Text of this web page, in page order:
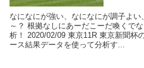
なになにが強い、なになにが調子よ
～？ 根拠なしにあーだこーだ喚くで
析！ 2020/02/09 東京11R 東京新聞杯
ース結果データを使って分析す...